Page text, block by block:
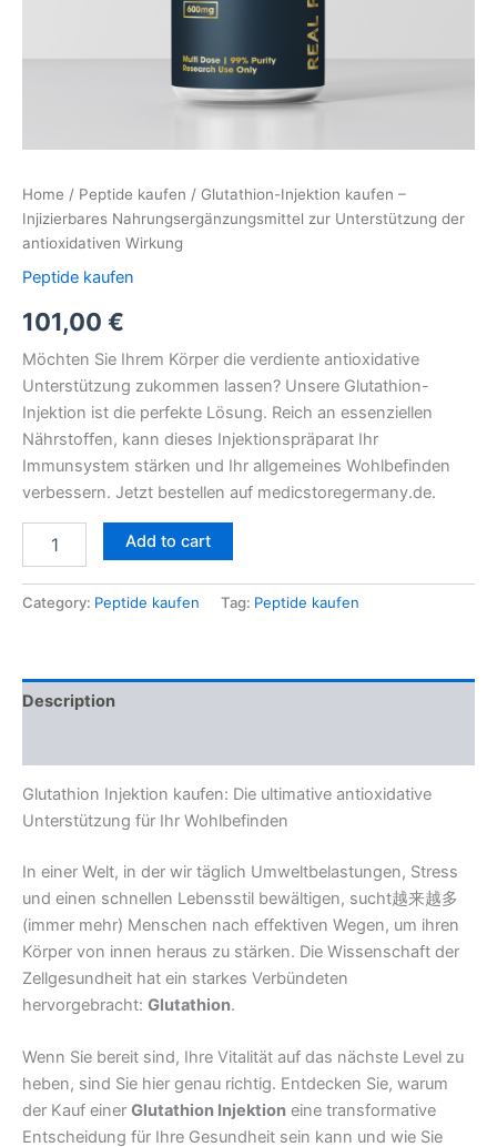
Home / Peptide kaufen / Glutathion-Injektion kaufen –
Injizierbares Nahrungsergänzungsmittel zur Unterstützung der
antioxidativen Wirkung
Peptide kaufen
101,00 €
Möchten Sie Ihrem Körper die verdiente antioxidative
Unterstützung zukommen lassen? Unsere Glutathion-
Injektion ist die perfekte Lösung. Reich an essenziellen
Nährstoffen, kann dieses Injektionspräparat Ihr
Immunsystem stärken und Ihr allgemeines Wohlbefinden
verbessern. Jetzt bestellen auf medicstoregermany.de.
Add to cart
Category: Peptide kaufen Tag: Peptide kaufen
Description
Glutathion Injektion kaufen: Die ultimative antioxidative
Unterstützung für Ihr Wohlbefinden
In einer Welt, in der wir täglich Umweltbelastungen, Stress
und einen schnellen Lebensstil bewältigen, sucht越来越多
(immer mehr) Menschen nach effektiven Wegen, um ihren
Körper von innen heraus zu stärken. Die Wissenschaft der
Zellgesundheit hat ein starkes Verbündeten
hervorgebracht: Glutathion.
Wenn Sie bereit sind, Ihre Vitalität auf das nächste Level zu
heben, sind Sie hier genau richtig. Entdecken Sie, warum
der Kauf einer Glutathion Injektion eine transformative
Entscheidung für Ihre Gesundheit sein kann und wie Sie